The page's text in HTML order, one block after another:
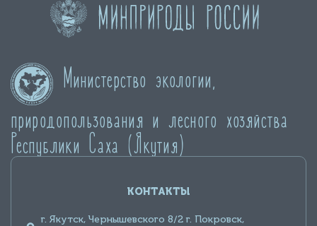
Министерство экологии,
природопользования и лесного хозяйства
Республики Саха (Якутия)
КОНТАКТЫ
г. Якутск, Чернышевского 8/2 г. Покровск,